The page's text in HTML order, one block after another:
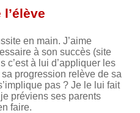
en main. J’aime
à son succès (site
c’est à lui d’appliquer les
progression relève de sa
pas ? Je le lui fait
préviens ses parents
faire.